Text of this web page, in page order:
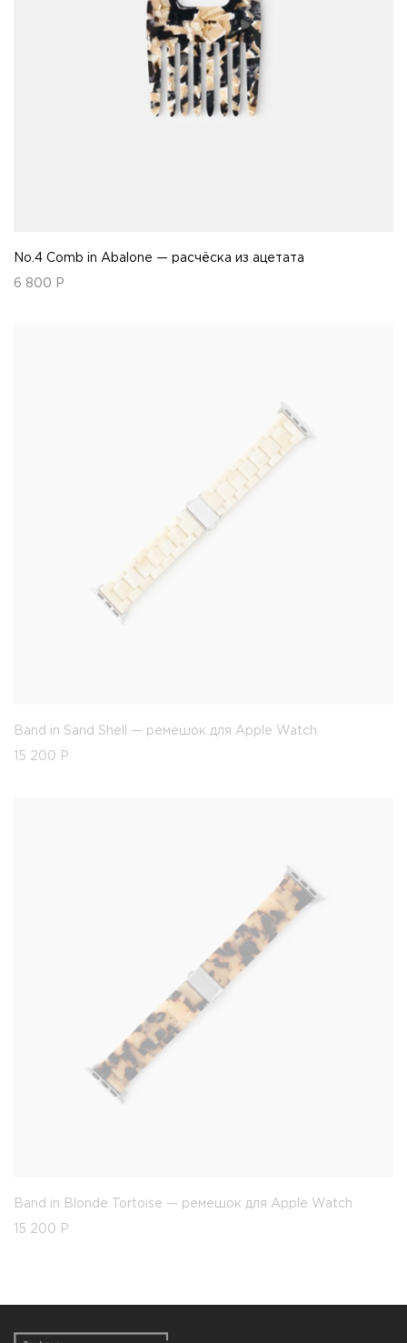
No.4 Comb in Abalone — расчёска из ацетата
6 800 Р
Band in Sand Shell — ремешок для Apple Watch
15 200 Р
Band in Blonde Tortoise — ремешок для Apple Watch
15 200 Р